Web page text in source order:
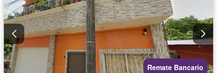
Remate Bancario